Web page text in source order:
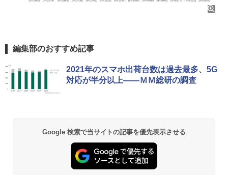
編集部のおすすめ記事
2021年のスマホ出荷台数は過去最多、5G
対応が半分以上――ＭＭ総研の調査
Google 検索で当サイトの記事を優先表示させる